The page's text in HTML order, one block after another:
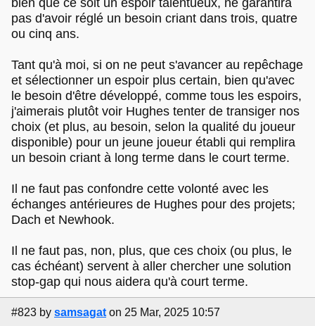
pas d'avoir réglé un besoin criant dans trois, quatre
ou cinq ans.
Tant qu'à moi, si on ne peut s'avancer au repêchage
et sélectionner un espoir plus certain, bien qu'avec
le besoin d'être développé, comme tous les espoirs,
j'aimerais plutôt voir Hughes tenter de transiger nos
choix (et plus, au besoin, selon la qualité du joueur
disponible) pour un jeune joueur établi qui remplira
un besoin criant à long terme dans le court terme.
Il ne faut pas confondre cette volonté avec les
échanges antérieures de Hughes pour des projets;
Dach et Newhook.
Il ne faut pas, non, plus, que ces choix (ou plus, le
cas échéant) servent à aller chercher une solution
stop-gap qui nous aidera qu'à court terme.
#823 by samsagat on 25 Mar, 2025 10:57